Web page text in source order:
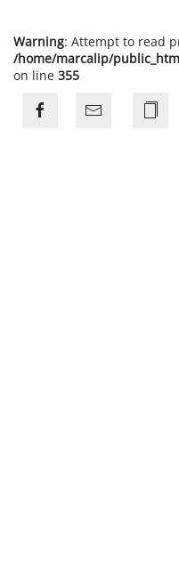
Warning: Attempt to read
/home/marcalip/
on line 355